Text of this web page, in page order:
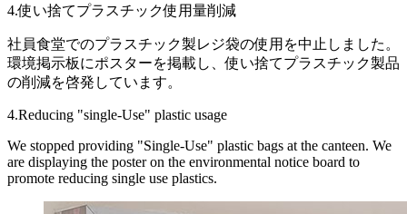
4.使い捨てプラスチック使用量削減
社員食堂でのプラスチック製レジ袋の使用を中止しました。
環境掲示板にポスターを掲載し、使い捨てプラスチック製品
の削減を啓発しています。
4.Reducing "single-Use" plastic usage
We stopped providing "Single-Use" plastic bags at the canteen. We
are displaying the poster on the environmental notice board to
promote reducing single use plastics.